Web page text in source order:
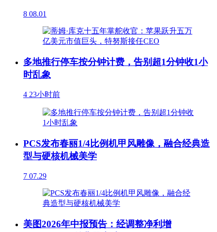
8 08.01
多地推行停车按分钟计费，告别超1分钟收1小
时乱象
4 23小时前
PCS发布春丽1/4比例机甲风雕像，融合经典造
型与硬核机械美学
7 07.29
美图2026年中报预告：经调整净利增